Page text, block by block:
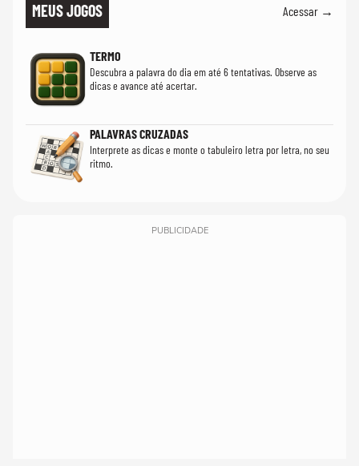
MEUS JOGOS Acessar →
TERMO
Descubra a palavra do dia em até 6 tentativas. Observe as
dicas e avance até acertar.
PALAVRAS CRUZADAS
Interprete as dicas e monte o tabuleiro letra por letra, no seu
ritmo.
PUBLICIDADE